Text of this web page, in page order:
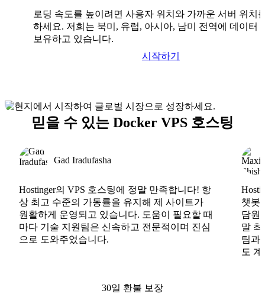
로딩 속도를 높이려면 사용자 위치와 가까운 서버 위치
하세요. 저희는 북미, 유럽, 아시아, 남미 전역에 데이터
보유하고 있습니다.
시작하기
믿을 수 있는 Docker VPS 호스팅
Gad Iradufasha
Hostinger의 VPS 호스팅에 정말 만족합니다! 항
상 최고 수준의 가동률을 유지해 제 사이트가
원활하게 운영되고 있습니다. 도움이 필요할 때
마다 기술 지원팀은 신속하고 전문적이며 진심
으로 도와주었습니다.
챗봇
담원
말
팀과
도
30일 환불 보장